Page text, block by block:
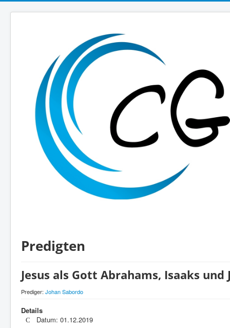
Predigten
Jesus als Gott Abrahams, Isaaks und
Prediger: Johan Sabordo
Details
Datum: 01.12.2019